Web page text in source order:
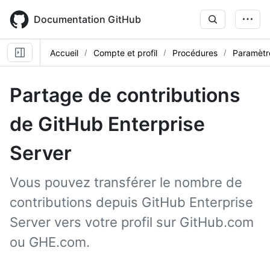
main
content
Documentation GitHub
Accueil Compte et profil Procédures
Partage de contributions
de GitHub Enterprise
Server
Vous pouvez transférer le nombre de
contributions depuis GitHub Enterprise
Server vers votre profil sur GitHub.com
ou GHE.com.